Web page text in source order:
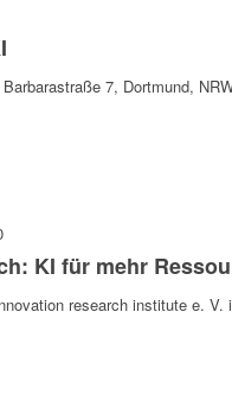
Barbarastraße 7, Dortmund,
KI für mehr
research institute e.